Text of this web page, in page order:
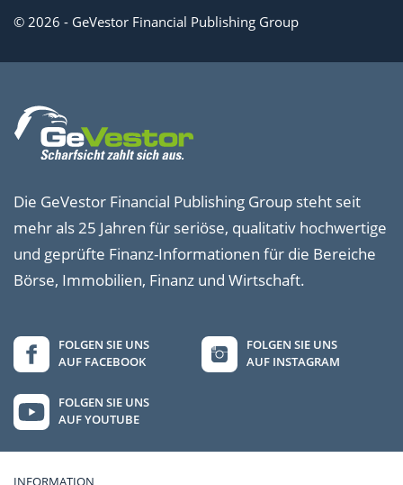
© 2026 - GeVestor Financial Publishing Group
Die GeVestor Financial Publishing Group steht seit
mehr als 25 Jahren für seriöse, qualitativ hochwertige
und geprüfte Finanz-Informationen für die Bereiche
Börse, Immobilien, Finanz und Wirtschaft.
FOLGEN SIE UNS
AUF FACEBOOK
FOLGEN SIE UNS
AUF INSTAGRAM
FOLGEN SIE UNS
AUF YOUTUBE
INFORMATION